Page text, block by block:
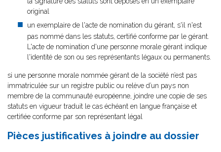
original
un exemplaire de l'acte de nomination du gérant, s'il n'est
pas nommé dans les statuts, certifié conforme par le gérant.
L'acte de nomination d'une personne morale gérant indique
l'identité de son ou ses représentants légaux ou permanents.
si une personne morale nommée gérant de la société n’est pas
immatriculée sur un registre public ou relève d’un pays non
membre de la communauté européenne, joindre une copie de ses
statuts en vigueur traduit le cas échéant en langue française et
certifiée conforme par son représentant légal
Pièces justificatives à joindre au dossier